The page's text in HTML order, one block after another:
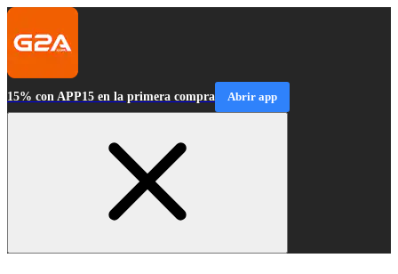
15% con APP15 en la primera compra Abrir app